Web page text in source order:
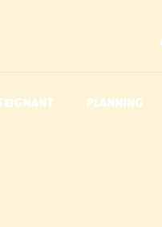
PLANNING